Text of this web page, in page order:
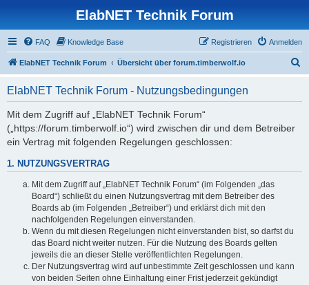
ElabNET Technik Forum
FAQ Knowledge Base Anmelden
Registrieren
ElabNET Technik Forum Übersicht über forum.timberwolf.io
ElabNET Technik Forum - Nutzungsbedingungen
Mit dem Zugriff auf „ElabNET Technik Forum“
(„https://forum.timberwolf.io“) wird zwischen dir und dem Betreiber
ein Vertrag mit folgenden Regelungen geschlossen:
1. NUTZUNGSVERTRAG
Mit dem Zugriff auf „ElabNET Technik Forum“ (im Folgenden „das
Board“) schließt du einen Nutzungsvertrag mit dem Betreiber des
Boards ab (im Folgenden „Betreiber“) und erklärst dich mit den
nachfolgenden Regelungen einverstanden.
Wenn du mit diesen Regelungen nicht einverstanden bist, so darfst du
das Board nicht weiter nutzen. Für die Nutzung des Boards gelten
jeweils die an dieser Stelle veröffentlichten Regelungen.
Der Nutzungsvertrag wird auf unbestimmte Zeit geschlossen und kann
von beiden Seiten ohne Einhaltung einer Frist jederzeit gekündigt